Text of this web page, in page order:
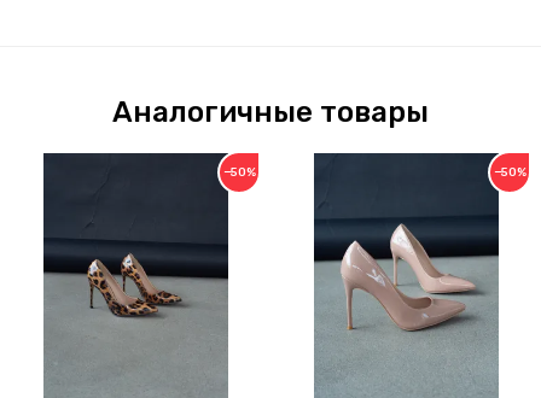
Аналогичные товары
−50% −50%